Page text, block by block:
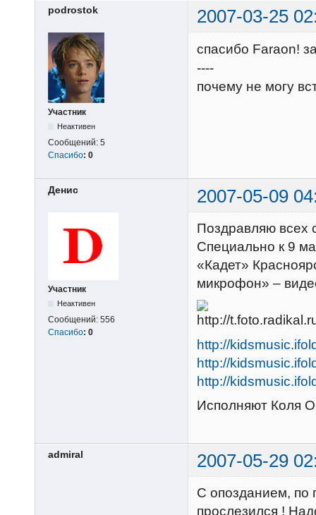
podrostok 2007-03-25
Участник
Неактивен
Сообщений: 5
Спасибо: 0
спасибо Faraon!
----
почему не могу
Денис 2007-05-09
Участник
Неактивен
Сообщений: 556
Спасибо: 0
Поздравляю всех
Специально к 9
«Кадет»
микрофон» –
http://
http://
http://
Исполняют Коля
admiral 2007-05-29
С опозданием, по
прослезился !